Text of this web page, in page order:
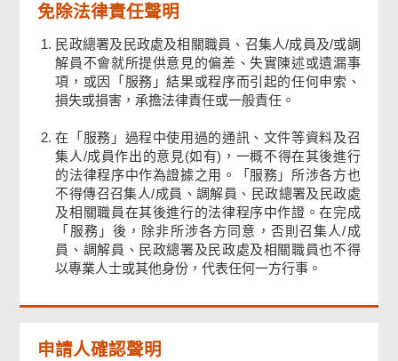
免除法律責任聲明
民政總署及民政處及相關職員、召集人/成員及/或調
解員不會就所提供意見的偏差、失實陳述或遺漏事
項，或因「服務」結果或程序而引起的任何申索、
損失或損害，承擔法律責任或一般責任。
在「服務」過程中使用過的通訊、文件等資料及召
集人/成員作出的意見(如有)，一概不得在其後進行
的法律程序中作為證據之用。「服務」所涉各方也
不得傳召召集人/成員、調解員、民政總署及民政處
及相關職員在其後進行的法律程序中作證。在完成
「服務」後，除非所涉各方同意，否則召集人/成
員、調解員、民政總署及民政處及相關職員也不得
以專業人士或其他身份，代表任何一方行事。
申請人確認聲明